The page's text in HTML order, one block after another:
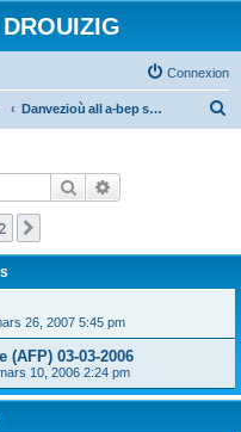
Connexion
Danvezioù all a-bep seurt
e
Rechercher
26, 2007 5:45 pm
(AFP) 03-03-2006
10, 2006 2:24 pm